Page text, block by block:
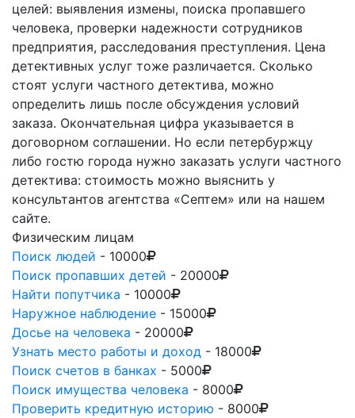
целей: выявления измены, поиска пропавшего
человека, проверки надежности сотрудников
предприятия, расследования преступления. Цена
детективных услуг тоже различается. Сколько
стоят услуги частного детектива, можно
определить лишь после обсуждения условий
заказа. Окончательная цифра указывается в
договорном соглашении. Но если петербуржцу
либо гостю города нужно заказать услуги частного
детектива: стоимость можно выяснить у
консультантов агентства «Септем» или на нашем
сайте.
Физическим лицам
Поиск людей - 10000
Поиск пропавших детей - 20000
Найти попутчика - 10000
Наружное наблюдение - 15000
Досье на человека - 20000
Узнать место работы и доход - 18000
Поиск счетов в банках - 5000
Поиск имущества человека - 8000
Проверить кредитную историю - 8000